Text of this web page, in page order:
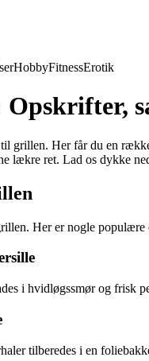
HobbyFitnessErotik
til grillen. Her får du en
lækre ret. Lad os dykke
Her er nogle populære
i hvidløgssmør og frisk
tilberedes i en